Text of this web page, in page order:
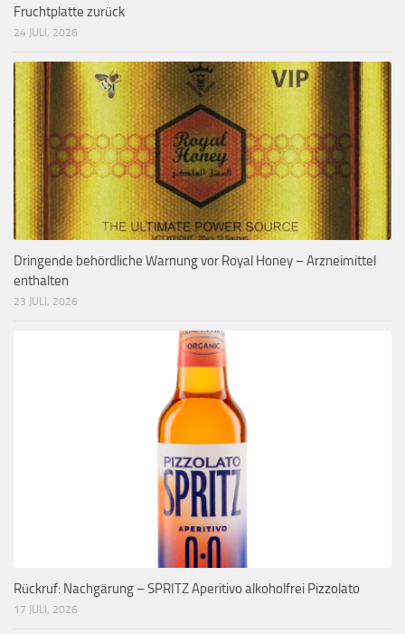
Fruchtplatte zurück
24 JULI, 2026
Dringende behördliche Warnung vor Royal Honey – Arzneimittel
enthalten
23 JULI, 2026
Rückruf: Nachgärung – SPRITZ Aperitivo alkoholfrei Pizzolato
17 JULI, 2026